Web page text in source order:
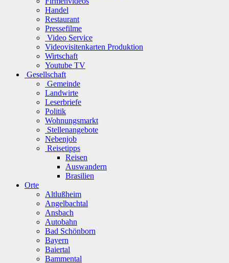
Handel
Restaurant
Pressefilme
Video Service
Videovisitenkarten Produktion
Wirtschaft
Youtube TV
Gesellschaft
Gemeinde
Landwirte
Leserbriefe
Politik
Wohnungsmarkt
Stellenangebote
Nebenjob
Reisetipps
Reisen
Auswandern
Brasilien
Orte
Altlußheim
Angelbachtal
Ansbach
Autobahn
Bad Schönborn
Bayern
Baiertal
Bammental